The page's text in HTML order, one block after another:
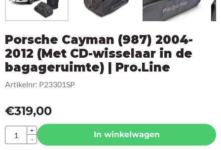
Porsche Cayman (987) 2004-
2012 (Met CD-wisselaar in de
bagageruimte) | Pro.Line
Artikelnr: P23301SP
€319,00
Aantal
+
-
In winkelwagen